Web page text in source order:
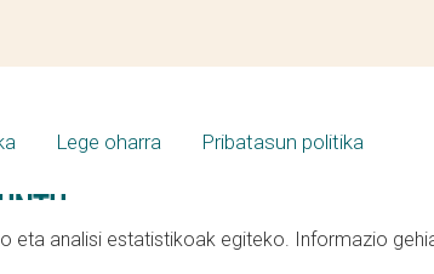
Lege oharra Pribatasun politika
analisi estatistikoak egiteko. Informazio